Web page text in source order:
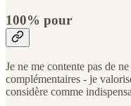
100% pour
Je ne me contente pas de
complémentaires - je
considère comme